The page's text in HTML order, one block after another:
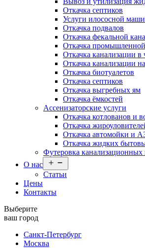
Откачка септиков
Услуги илососной
Откачка подвалов
Откачка фекальной
Откачка
Откачка канализации в
Откачка канализации
Откачка биотуалетов
Откачка септиков
Откачка выгребных ям
Откачка ёмкостей
Ассенизаторские услуги
Откачка котлованов и
Откачка
Откачка автомойки и
Откачка жидких
Футеровка
О нас
меню
Статьи
Цены
Контакты
Выберите
ваш город
Санкт-Петербург
Москва